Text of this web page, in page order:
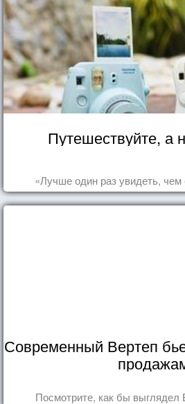
Путешествуйте, а
«Лучше один раз увидеть,
Современный Вертеп
Посмотрите, как бы выглядел